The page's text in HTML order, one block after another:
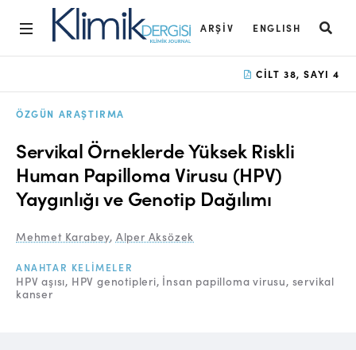
ARŞIV ENGLISH
Arşiv
Açık Erişim İlkesi
Yayın Kurulu
Etik İlkeler
Editoryal Süreç
Danışmanlık Süreci
CILT 38, SAYI 4
ÖZGÜN ARAŞTIRMA
Servikal Örneklerde Yüksek Riskli
Human Papilloma Virusu (HPV)
Yaygınlığı ve Genotip Dağılımı
Mehmet Karabey, Alper Aksözek
ANAHTAR KELIMELER
HPV aşısı HPV genotipleri İnsan papilloma virusu servikal
kanser